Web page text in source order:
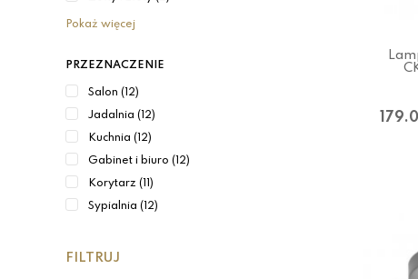
Pokaż więcej
PRZEZNACZENIE
Salon (12)
Jadalnia (12)
Kuchnia (12)
Gabinet i biuro (12)
Korytarz (11)
Sypialnia (12)
FILTRUJ